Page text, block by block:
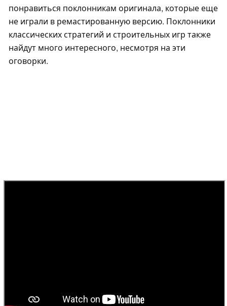
понравиться поклонникам оригинала, которые еще
не играли в ремастированную версию. Поклонники
классических стратегий и строительных игр также
найдут много интересного, несмотря на эти
оговорки.